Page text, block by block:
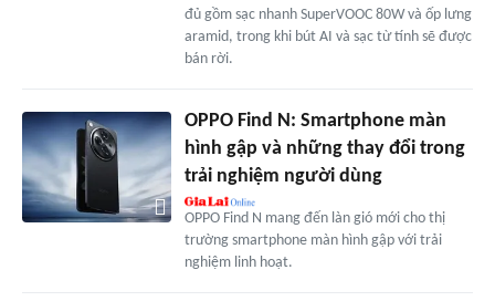
đủ gồm sạc nhanh SuperVOOC 80W và ốp lưng
aramid, trong khi bút AI và sạc từ tính sẽ được
bán rời.
OPPO Find N: Smartphone màn
hình gập và những thay đổi trong
trải nghiệm người dùng
OPPO Find N mang đến làn gió mới cho thị
trường smartphone màn hình gập với trải
nghiệm linh hoạt.